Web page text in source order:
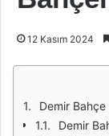
12 Kasım 2024
Demir
Demir